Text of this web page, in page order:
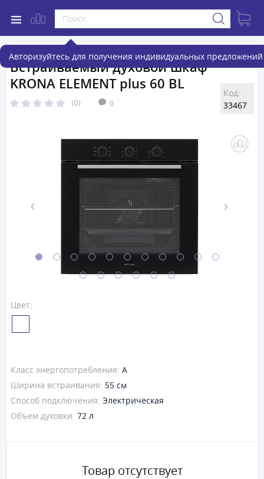
Авторизуйтесь для получения индивидуальных предложений
Встраиваемый духовой шкаф
KRONA ELEMENT plus 60 BL
(0) 0
Код:
33467
Цвет:
Класс энергопотребления: A
Ширина встраивания: 55 см
Способ подключения: Электрическая
Объем духовки: 72 л
Товар отсутствует